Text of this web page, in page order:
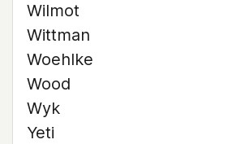
Wilmot
Wittman
Woehlke
Wood
Wyk
Yeti